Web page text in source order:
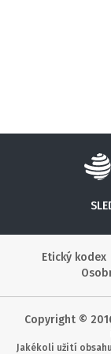
Etický kodex
Copyright ©
Jakékoli užití